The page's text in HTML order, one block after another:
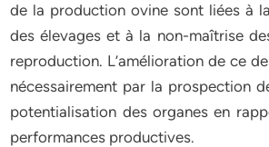
de la production ovine sont liées à
des élevages et à la non-maîtrise
reproduction. L’amélioration de ce
nécessairement par la prospection
potentialisation des organes en
performances productives.